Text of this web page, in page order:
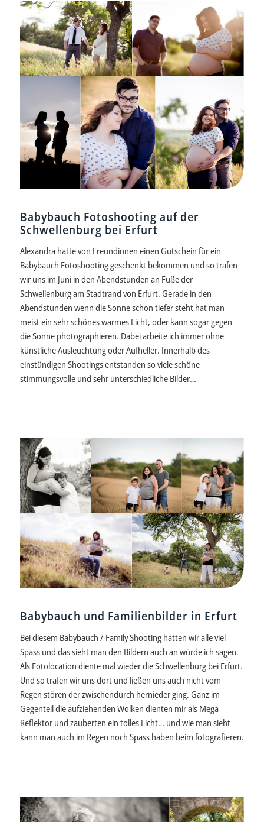
Babybauch Fotoshooting auf der
Schwellenburg bei Erfurt
Alexandra hatte von Freundinnen einen Gutschein für ein
Babybauch Fotoshooting geschenkt bekommen und so trafen
wir uns im Juni in den Abendstunden an Fuße der
Schwellenburg am Stadtrand von Erfurt. Gerade in den
Abendstunden wenn die Sonne schon tiefer steht hat man
meist ein sehr schönes warmes Licht, oder kann sogar gegen
die Sonne photographieren. Dabei arbeite ich immer ohne
künstliche Ausleuchtung oder Aufheller. Innerhalb des
einstündigen Shootings entstanden so viele schöne
stimmungsvolle und sehr unterschiedliche Bilder…
Babybauch und Familienbilder in Erfurt
Bei diesem Babybauch / Family Shooting hatten wir alle viel
Spass und das sieht man den Bildern auch an würde ich sagen.
Als Fotolocation diente mal wieder die Schwellenburg bei Erfurt.
Und so trafen wir uns dort und ließen uns auch nicht vom
Regen stören der zwischendurch hernieder ging. Ganz im
Gegenteil die aufziehenden Wolken dienten mir als Mega
Reflektor und zauberten ein tolles Licht… und wie man sieht
kann man auch im Regen noch Spass haben beim fotografieren.